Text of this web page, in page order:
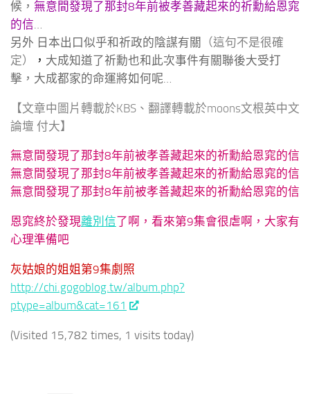
候， 無意間發現了那封8年前被孝善藏起來的祈勳給恩窕
的信…
另外 日本出口似乎和祈政的陰謀有關
（這句不是很確
定）
， 大成知道了祈勳也和此次事件有關聯後大受打
擊，大成都家的命運將如何呢…
【文章中圖片轉載於KBS、翻譯轉載於moons文根英中文
論壇 付大】
無意間發現了那封8年前被孝善藏起來的祈勳給恩窕的信
無意間發現了那封8年前被孝善藏起來的祈勳給恩窕的信
無意間發現了那封8年前被孝善藏起來的祈勳給恩窕的信
恩窕終於發現離別信了啊，看來第9集會很虐啊，大家有
心理準備吧
灰姑娘的姐姐第9集劇照
http://chi.gogoblog.tw/album.php?
ptype=album&cat=161
(Visited 15,782 times, 1 visits today)